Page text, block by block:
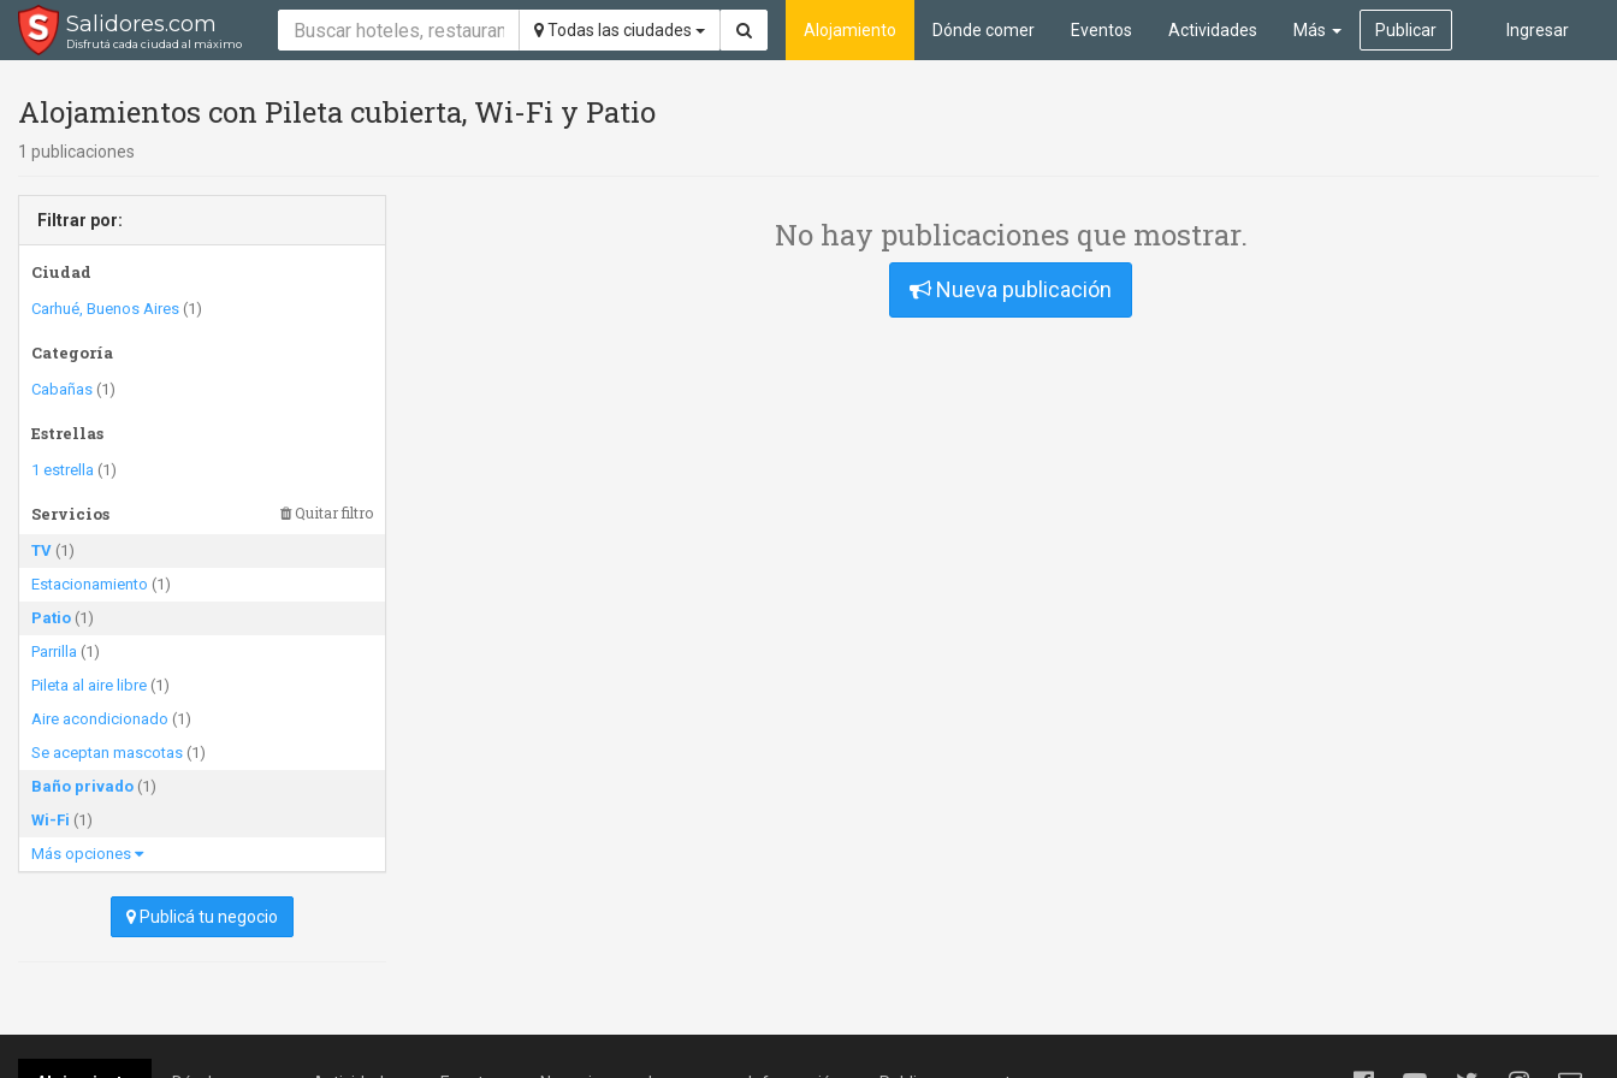
Salidores.com
Disfrutá cada ciudad al máximo
Todas las ciudades Ingresar
Alojamiento Dónde comer Eventos Actividades Más Publicar
Alojamientos con Pileta cubierta, Wi-Fi y Patio
1 publicaciones
Filtrar por:
Ciudad
Carhué, Buenos Aires (1)
Categoría
Cabañas (1)
Estrellas
1 estrella (1)
Servicios Quitar filtro
TV (1)
Estacionamiento (1)
Patio (1)
Parrilla (1)
Pileta al aire libre (1)
Aire acondicionado (1)
Se aceptan mascotas (1)
Baño privado (1)
Wi-Fi (1)
Más opciones
Publicá tu negocio
No hay publicaciones que mostrar.
Nueva publicación